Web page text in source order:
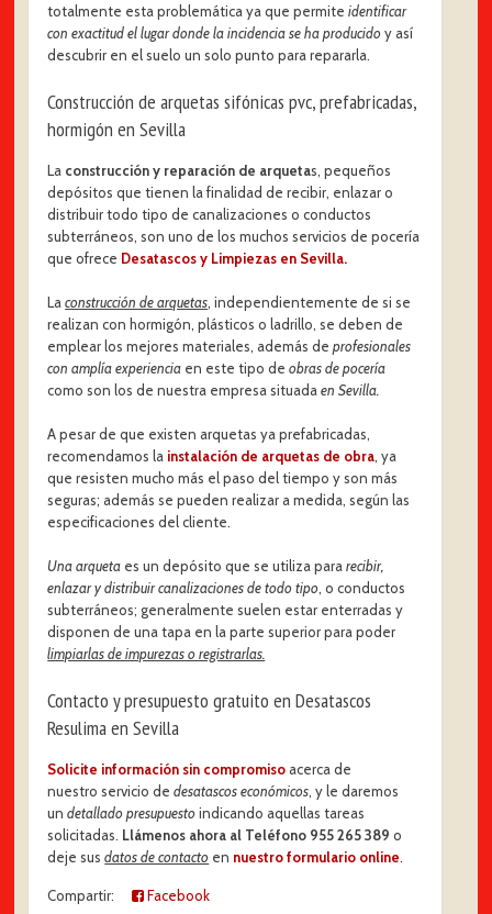
totalmente esta problemática ya que permite identificar
con exactitud el lugar donde la incidencia se ha producidoy así
descubrir en el suelo un solo punto para repararla.
Construcción de arquetas sifónicas pvc, prefabricadas,
hormigón en Sevilla
La construcción y reparación de arquetas, pequeños
depósitos que tienen la finalidad de recibir, enlazar o
distribuir todo tipo de canalizaciones o conductos
subterráneos, son uno de los muchos servicios de pocería
que ofrece Desatascos y Limpiezas en Sevilla.
Laconstrucción de arquetas, independientemente de si se
realizan con hormigón, plásticos o ladrillo, se deben de
emplear los mejores materiales, además deprofesionales
con amplía experiencia en este tipo deobras de pocería
como son los de nuestra empresa situadaen Sevilla.
A pesar de que existen arquetas ya prefabricadas,
recomendamos la instalación de arquetas de obra, ya
que resisten mucho más el paso del tiempo y son más
seguras; además se pueden realizar a medida, según las
especificaciones del cliente.
Una arqueta es un depósito que se utiliza pararecibir,
enlazar y distribuir canalizaciones de todo tipo, o conductos
subterráneos; generalmente suelen estar enterradas y
disponen de una tapa en la parte superior para poder
limpiarlas de impurezas o registrarlas.
Contacto y presupuesto gratuito en Desatascos
Resulima en Sevilla
Solicite información sin compromiso acerca de
nuestro servicio dedesatascos económicos, y le daremos
undetallado presupuestoindicando aquellas tareas
solicitadas. Llámenos ahora al Teléfono 955 265 389o
deje susdatos de contacto en nuestro formulario online.
Compartir: Facebook